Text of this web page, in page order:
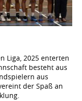
Liga, 2025 enterten
besteht aus
aus
der Spaß an